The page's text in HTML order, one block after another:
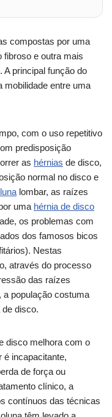
compostas por uma
fibroso e outra mais
A principal função do
mobilidade entre uma
com o uso repetitivo
predisposição
as hérnias de disco,
normal no disco e
lombar, as raízes
uma hérnia de disco
os problemas com
dos famosos bicos
Nestas
através do processo
das raízes
a população costuma
disco.
disco melhora com o
é incapacitante,
de força ou
clínico, a
contínuos das técnicas